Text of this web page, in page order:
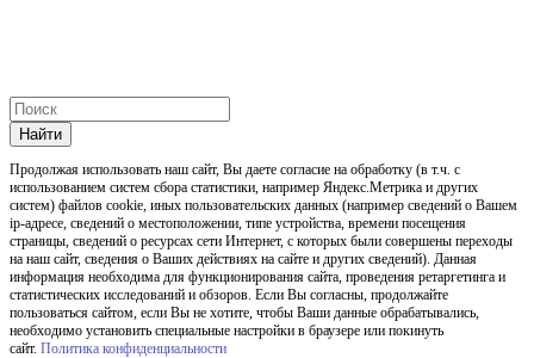
Найти
Продолжая использовать наш cайт, Вы даете согласие на обработку (в т.ч. с
использованием систем сбора статистики, например Яндекс.Метрика и других
систем) файлов cookie, иных пользовательских данных (например сведений о Вашем
ip-адресе, сведений о местоположении, типе устройства, времени посещения
страницы, сведений о ресурсах сети Интернет, с которых были совершены переходы
на наш сайт, сведения о Ваших действиях на сайте и других сведений). Данная
информация необходима для функционирования сайта, проведения ретаргетинга и
статистических исследований и обзоров. Если Вы согласны, продолжайте
пользоваться сайтом, если Вы не хотите, чтобы Ваши данные обрабатывались,
необходимо установить специальные настройки в браузере или покинуть
сайт. Политика конфиденциальности